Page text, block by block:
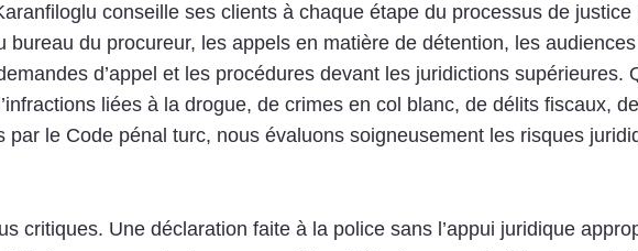
conseille ses clients à chaque étape du processus de justice
du procureur, les appels en matière de détention, les
d’appel et les procédures devant les juridictions supérieures.
liées à la drogue, de crimes en col blanc, de délits fiscaux,
par le Code pénal turc, nous évaluons soigneusement les risques
critiques. Une déclaration faite à la police sans l’appui juridique